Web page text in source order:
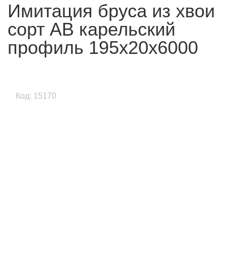
Имитация бруса из хвои
сорт АВ карельский
профиль 195x20x6000
Код: 15170